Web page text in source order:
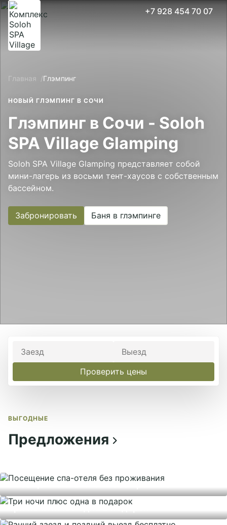
+7 928 454 70 07
Главная Глэмпинг
НОВЫЙ ГЛЭМПИНГ В СОЧИ
Глэмпинг в Сочи - Soloh
SPA Village Glamping
Soloh SPA Village Glamping представляет собой
мини-лагерь из восьми тент-хаусов с собственным
бассейном.
Забронировать Баня в глэмпинге
Проверить цены
ВЫГОДНЫЕ
Предложения
Посещение спа-отеля без проживания
Три ночи плюс одна в подарок
Принять все